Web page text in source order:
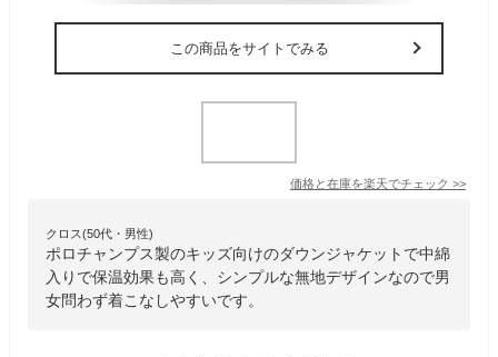
この商品をサイトでみる
価格と在庫を楽天でチェック >>
クロス(50代・男性)
ポロチャンプス製のキッズ向けのダウンジャケットで中綿
入りで保温効果も高く、シンプルな無地デザインなので男
女問わず着こなしやすいです。